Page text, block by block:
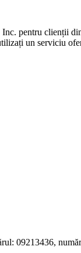
pentru clienții
un serviciu
09213436,